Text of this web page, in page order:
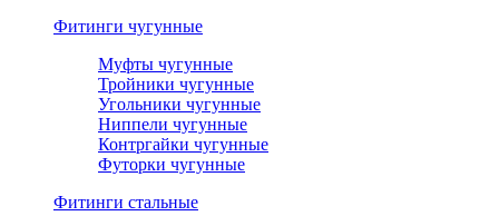
Фитинги чугунные
Муфты чугунные
Тройники чугунные
Угольники чугунные
Ниппели чугунные
Контргайки чугунные
Футорки чугунные
Фитинги стальные